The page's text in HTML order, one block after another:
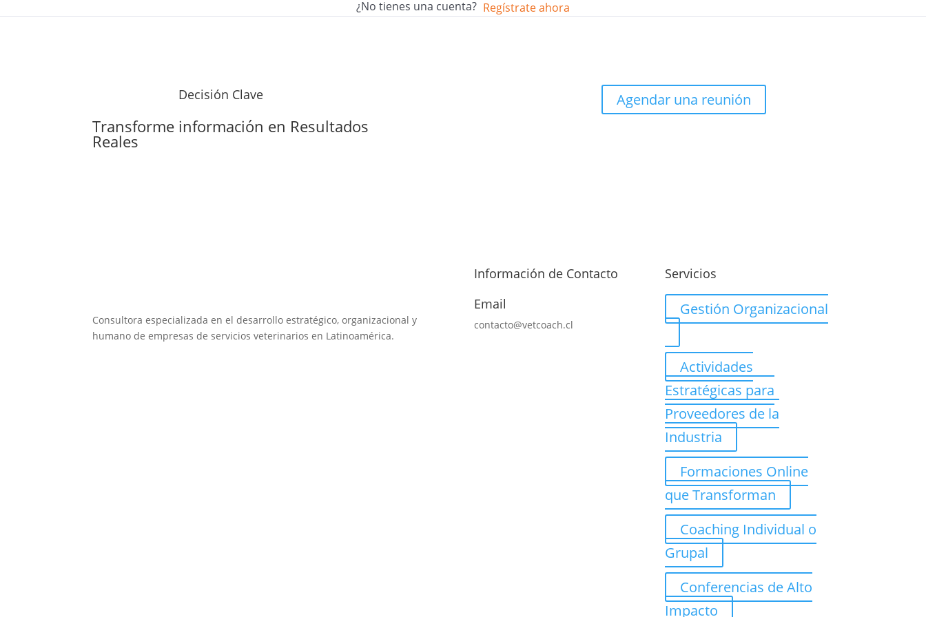
¿No tienes una cuenta? Regístrate ahora
Decisión Clave
Transforme información en Resultados
Reales
Agendar una reunión
Consultora especializada en el desarrollo estratégico, organizacional y
humano de empresas de servicios veterinarios en Latinoamérica.
Información de Contacto
Email
contacto@vetcoach.cl
Servicios
Gestión Organizacional
Actividades
Estratégicas para
Proveedores de la
Industria
Formaciones Online
que Transforman
Coaching Individual o
Grupal
Conferencias de Alto
Impacto